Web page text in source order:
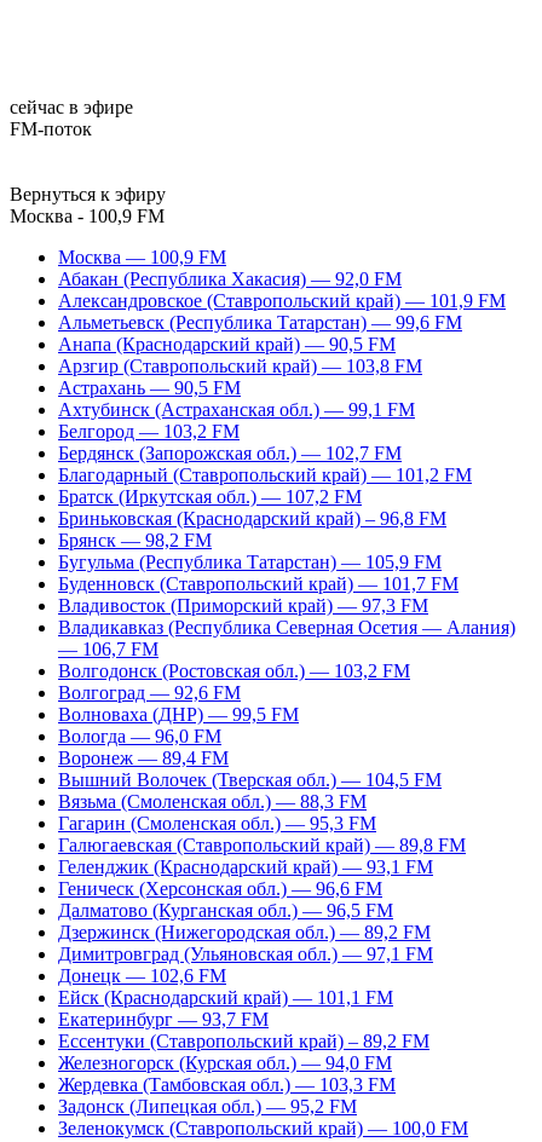
сейчас в эфире
FM-поток
Вернуться к эфиру
Москва - 100,9 FM
Москва — 100,9 FM
Абакан (Республика Хакасия) — 92,0 FM
Александровское (Ставропольский край) — 101,9 FM
Альметьевск (Республика Татарстан) — 99,6 FM
Анапа (Краснодарский край) — 90,5 FM
Арзгир (Ставропольский край) — 103,8 FM
Астрахань — 90,5 FM
Ахтубинск (Астраханская обл.) — 99,1 FM
Белгород — 103,2 FM
Бердянск (Запорожская обл.) — 102,7 FM
Благодарный (Ставропольский край) — 101,2 FM
Братск (Иркутская обл.) — 107,2 FM
Бриньковская (Краснодарский край) – 96,8 FM
Брянск — 98,2 FM
Бугульма (Республика Татарстан) — 105,9 FM
Буденновск (Ставропольский край) — 101,7 FM
Владивосток (Приморский край) — 97,3 FM
Владикавказ (Республика Северная Осетия — Алания)
— 106,7 FM
Волгодонск (Ростовская обл.) — 103,2 FM
Волгоград — 92,6 FM
Волноваха (ДНР) — 99,5 FM
Вологда — 96,0 FM
Воронеж — 89,4 FM
Вышний Волочек (Тверская обл.) — 104,5 FM
Вязьма (Смоленская обл.) — 88,3 FM
Гагарин (Смоленская обл.) — 95,3 FM
Галюгаевская (Ставропольский край) — 89,8 FM
Геленджик (Краснодарский край) — 93,1 FM
Геническ (Херсонская обл.) — 96,6 FM
Далматово (Курганская обл.) — 96,5 FM
Дзержинск (Нижегородская обл.) — 89,2 FM
Димитровград (Ульяновская обл.) — 97,1 FM
Донецк — 102,6 FM
Ейск (Краснодарский край) — 101,1 FM
Екатеринбург — 93,7 FM
Ессентуки (Ставропольский край) – 89,2 FM
Железногорск (Курская обл.) — 94,0 FM
Жердевка (Тамбовская обл.) — 103,3 FM
Задонск (Липецкая обл.) — 95,2 FM
Зеленокумск (Ставропольский край) — 100,0 FM